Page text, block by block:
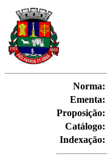
Norma:
Ementa:
Proposição:
Catálogo:
Indexação: